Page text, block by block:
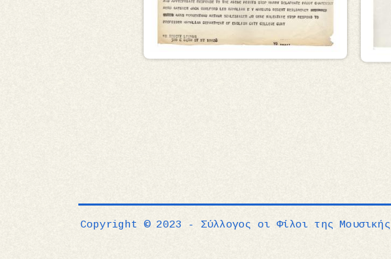
Copyright © 2023 - Σύλλογος οι Φίλοι της Μουσικής